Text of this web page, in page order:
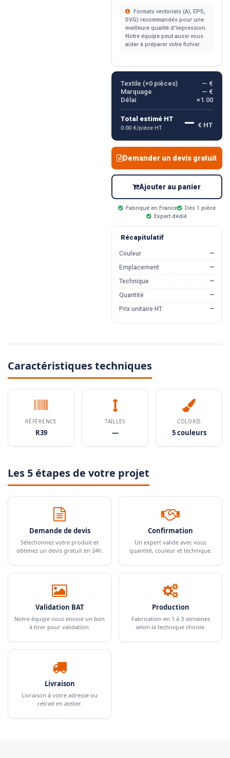
Formats vectoriels (AI, EPS,
SVG) recommandés pour une
meilleure qualité d'impression.
Notre équipe peut aussi vous
aider à préparer votre fichier.
Textile (×0pièces)
— €
Marquage
— €
Délai
×1.00
Total estimé HT
0.00 €/pièce HT — € HT
Demander un devis gratuit
Ajouter au panier
Fabriqué en France
Dès 1 pièce
Expert dédié
Récapitulatif
Couleur
—
Emplacement
—
Technique
—
Quantité
—
Prix unitaire HT
—
Caractéristiques techniques
RÉFÉRENCE
R39
TAILLES
—
COLORIS
5 couleurs
Les 5 étapes de votre projet
Demande de devis
Sélectionnez votre produit et
obtenez un devis gratuit en 24h.
Confirmation
Un expert valide avec vous
quantité, couleur et technique.
Validation BAT
Notre équipe vous envoie un bon
à tirer pour validation.
Production
Fabrication en 1 à 3 semaines
selon la technique choisie.
Livraison
Livraison à votre adresse ou
retrait en atelier.